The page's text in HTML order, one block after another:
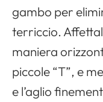
gambo per
terriccio.
maniera
piccole “T”, e
e l’aglio